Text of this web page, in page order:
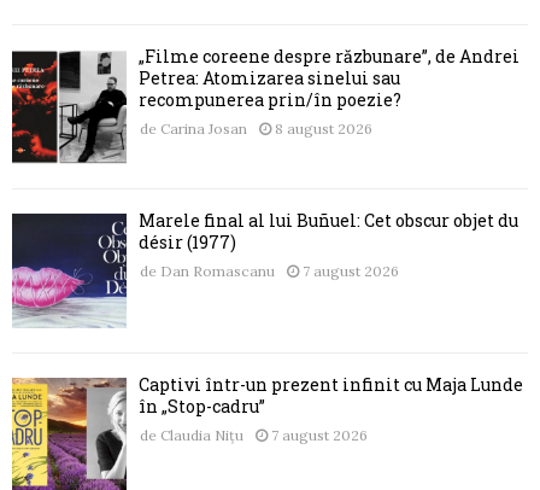
„Filme coreene despre răzbunare”, de Andrei
Petrea: Atomizarea sinelui sau
recompunerea prin/în poezie?
de Carina Josan 8 august 2026
Marele final al lui Buñuel: Cet obscur objet du
désir (1977)
de Dan Romascanu 7 august 2026
Captivi într-un prezent infinit cu Maja Lunde
în „Stop-cadru”
de Claudia Nițu 7 august 2026